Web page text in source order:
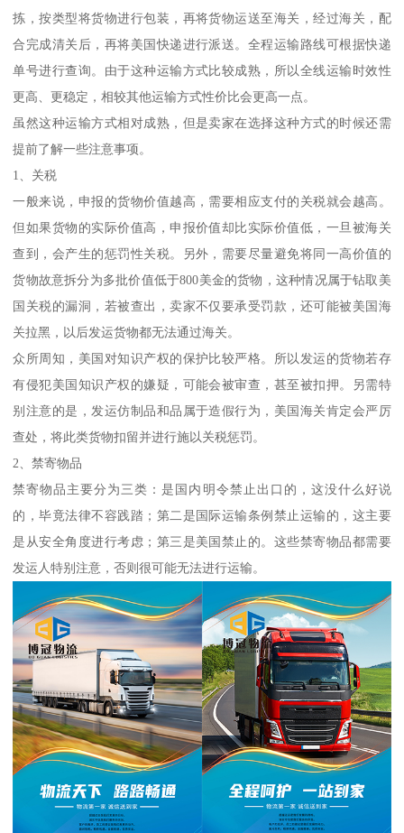
拣，按类型将货物进行包装，再将货物运送至海关，经过海关，配
合完成清关后，再将美国快递进行派送。全程运输路线可根据快递
单号进行查询。由于这种运输方式比较成熟，所以全线运输时效性
更高、更稳定，相较其他运输方式性价比会更高一点。
虽然这种运输方式相对成熟，但是卖家在选择这种方式的时候还需
提前了解一些注意事项。
1、关税
一般来说，申报的货物价值越高，需要相应支付的关税就会越高。
但如果货物的实际价值高，申报价值却比实际价值低，一旦被海关
查到，会产生的惩罚性关税。另外，需要尽量避免将同一高价值的
货物故意拆分为多批价值低于800美金的货物，这种情况属于钻取美
国关税的漏洞，若被查出，卖家不仅要承受罚款，还可能被美国海
关拉黑，以后发运货物都无法通过海关。
众所周知，美国对知识产权的保护比较严格。所以发运的货物若存
有侵犯美国知识产权的嫌疑，可能会被审查，甚至被扣押。另需特
别注意的是，发运仿制品和品属于造假行为，美国海关肯定会严厉
查处，将此类货物扣留并进行施以关税惩罚。
2、禁寄物品
禁寄物品主要分为三类：是国内明令禁止出口的，这没什么好说
的，毕竟法律不容践踏；第二是国际运输条例禁止运输的，这主要
是从安全角度进行考虑；第三是美国禁止的。这些禁寄物品都需要
发运人特别注意，否则很可能无法进行运输。